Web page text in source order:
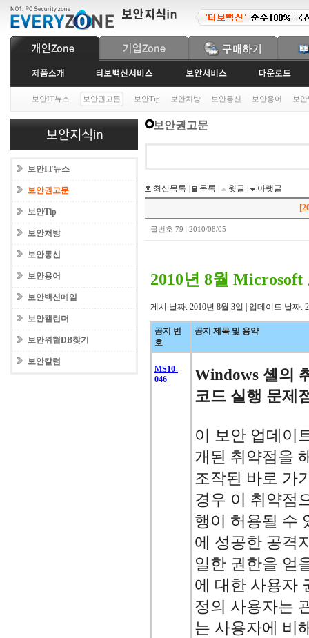
보안IT뉴스 보안권고문 보안Tip 보안처방 보안통신 보안용어 보
보안IT뉴스
보안권고문
보안Tip
보안처방
보안통신
보안용어
보안백신메일
보안캘린더
보안위협DB찾기
보안칼럼
보안권고문
최신목록 목록 윗글
아랫글
글번호 79 2010/08/05
2010년 8월
게시 날짜: 2010년 8월 3일 | 업데이트 날짜:
공지 번
호
공지 제목 및 용약
MS10-
046
Windows 셸의
코드 실행 문제
이 보안 업데이
개된 취약점을
조작된 바로 가
경우 이 취약점
행이 허용될 수
에 성공한 공격
일한 권한을 얻
에 대한 사용자
정의 사용자는
는 사용자에 비